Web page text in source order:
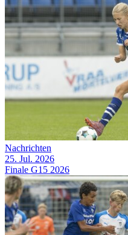
Nachrichten
25. Jul. 2026
Finale G15 2026